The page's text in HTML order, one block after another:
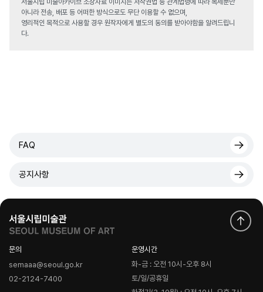
서울시립 미술아카이브 소장자료 이미지는 저작권법 등 관계법령에 따라 복제뿐만
아니라 전송, 배포 등 어떠한 방식으로도 무단 이용할 수 없으며,
영리적인 목적으로 사용할 경우 원작자에게 별도의 동의를 받아야함을 알려드립니
다.
FAQ
공지사항
문의
semaaa@seoul.go.kr
02-2124-7400
운영시간
화-금 : 오전 10시-오후 8시
토/일/공휴일